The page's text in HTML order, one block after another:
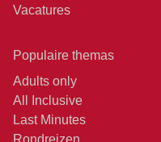
Vacatures
Populaire themas
Adults only
All Inclusive
Last Minutes
Rondreizen